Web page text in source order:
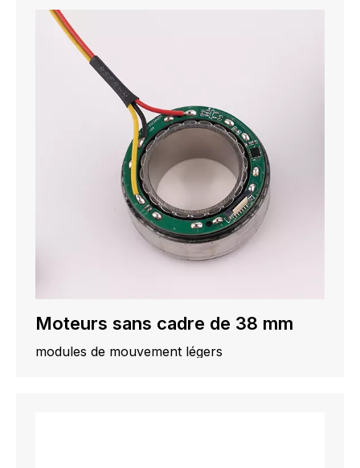
Moteurs sans cadre de 38 mm
modules de mouvement légers